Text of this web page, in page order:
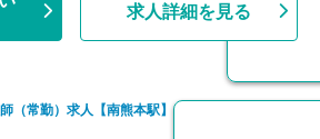
求人詳細を見る
（常勤）求人【南熊本駅】